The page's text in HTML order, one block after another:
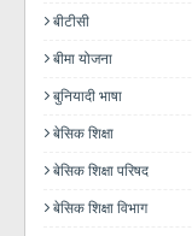
बीटीसी
बीमा योजना
बुनियादी भाषा
बेसिक शिक्षा
बेसिक शिक्षा परिषद
बेसिक शिक्षा विभाग